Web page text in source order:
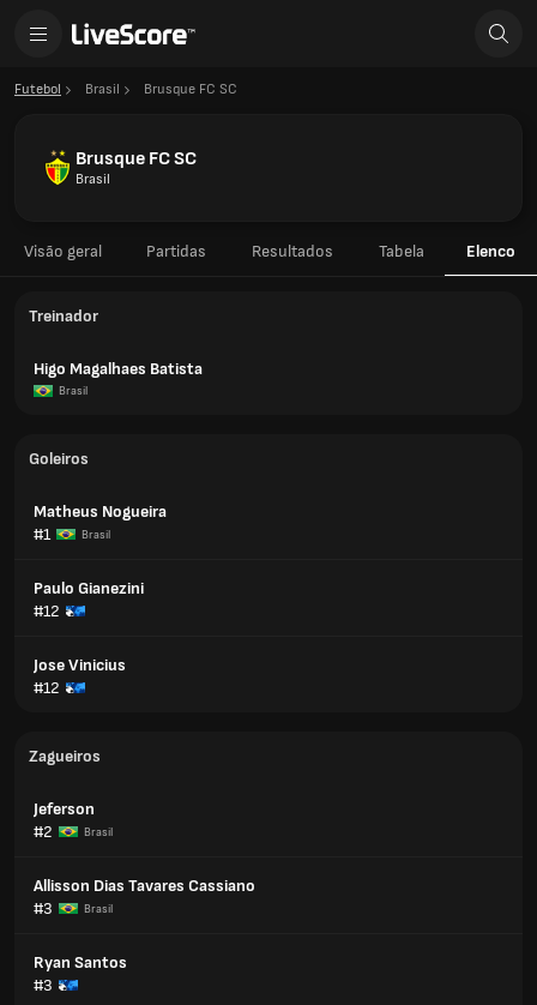
Futebol Brasil Brusque FC SC
Brusque FC SC
Brasil
Visão geral Partidas Resultados Tabela Elenco
Treinador
Higo Magalhaes Batista
Brasil
Goleiros
Matheus Nogueira
#1
Brasil
Paulo Gianezini
#12
Jose Vinicius
#12
Zagueiros
Jeferson
#2
Brasil
Allisson Dias Tavares Cassiano
#3
Brasil
Ryan Santos
#3